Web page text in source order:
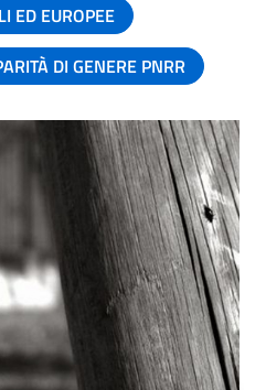
ED EUROPEE
DI GENERE PNRR